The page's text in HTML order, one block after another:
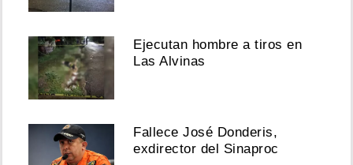
Ejecutan hombre a tiros en
Las Alvinas
Fallece José Donderis,
exdirector del Sinaproc